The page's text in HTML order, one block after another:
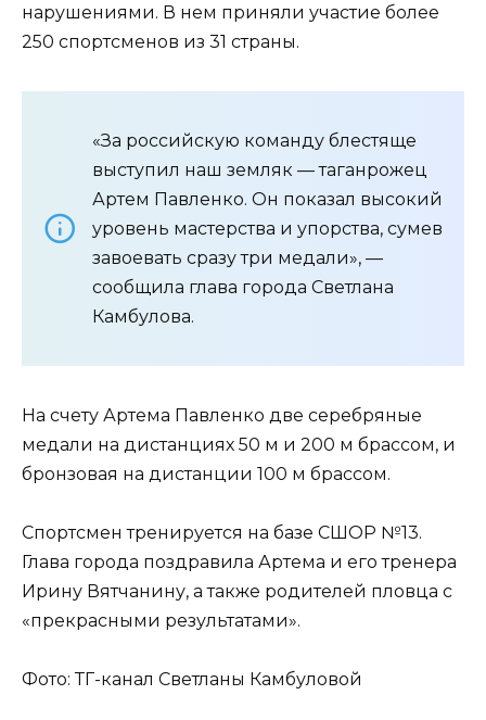
нарушениями. В нем приняли участие более
250 спортсменов из 31 страны.
«За российскую команду блестяще
выступил наш земляк — таганрожец
Артем Павленко. Он показал высокий
уровень мастерства и упорства, сумев
завоевать сразу три медали», —
сообщила глава города Светлана
Камбулова.
На счету Артема Павленко две серебряные
медали на дистанциях 50 м и 200 м брассом, и
бронзовая на дистанции 100 м брассом.
Спортсмен тренируется на базе СШОР №13.
Глава города поздравила Артема и его тренера
Ирину Вятчанину, а также родителей пловца с
«прекрасными результатами».
Фото: ТГ-канал Светланы Камбуловой